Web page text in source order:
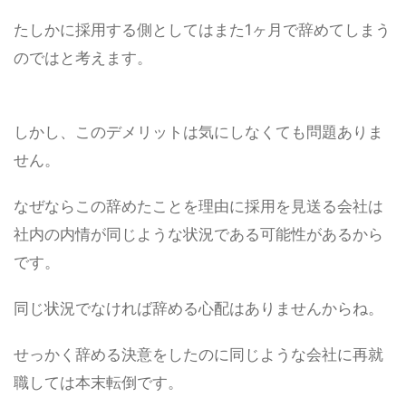
たしかに採用する側としてはまた1ヶ月で辞めてしまう
のではと考えます。
しかし、このデメリットは気にしなくても問題ありま
せん。
なぜなら この辞めたことを理由に採用を見送る会社は
社内の内情が同じような状況である可能性があるから
です。
同じ状況でなければ辞める心配はありませんからね。
せっかく辞める決意をしたのに同じような会社に再就
職しては本末転倒です。